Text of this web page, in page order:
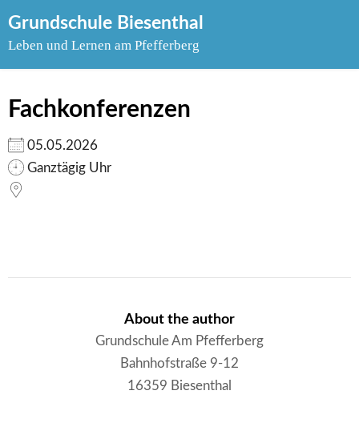
to
Grundschule Biesenthal
Leben und Lernen am Pfefferberg
Fachkonferenzen
05.05.2026
Ganztägig Uhr
About the author
Grundschule Am Pfefferberg
Bahnhofstraße 9-12
16359 Biesenthal